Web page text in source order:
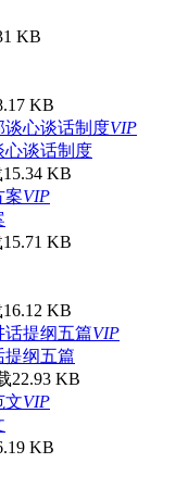
KB
KB
VIP
心谈话制度
15.34 KB
VIP
15.71 KB
16.12 KB
VIP
提纲五篇
22.93 KB
VIP
KB